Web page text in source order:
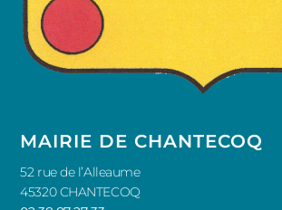
MAIRIE DE CHANTECOQ
52 rue de l’Alleaume
45320 CHANTECOQ